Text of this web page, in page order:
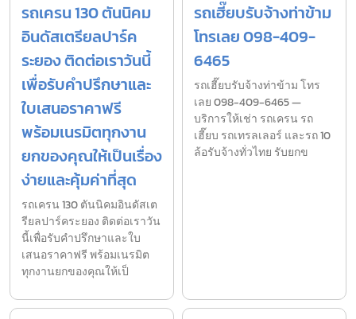
รถเครน 130 ตันนิคม
อินดัสเตรียลปาร์ค
ระยอง ติดต่อเราวันนี้
เพื่อรับคำปรึกษาและ
ใบเสนอราคาฟรี
พร้อมเนรมิตทุกงาน
ยกของคุณให้เป็นเรื่อง
ง่ายและคุ้มค่าที่สุด
รถเครน 130 ตันนิคมอินดัสเต
รียลปาร์คระยอง ติดต่อเราวัน
นี้เพื่อรับคำปรึกษาและใบ
เสนอราคาฟรี พร้อมเนรมิต
ทุกงานยกของคุณให้เป็
รถเฮี๊ยบรับจ้างท่าข้าม
โทรเลย 098-409-
6465
รถเฮี๊ยบรับจ้างท่าข้าม โทร
เลย 098-409-6465 —
บริการให้เช่า รถเครน รถ
เฮี๊ยบ รถเทรลเลอร์ และรถ 10
ล้อรับจ้างทั่วไทย รับยกข